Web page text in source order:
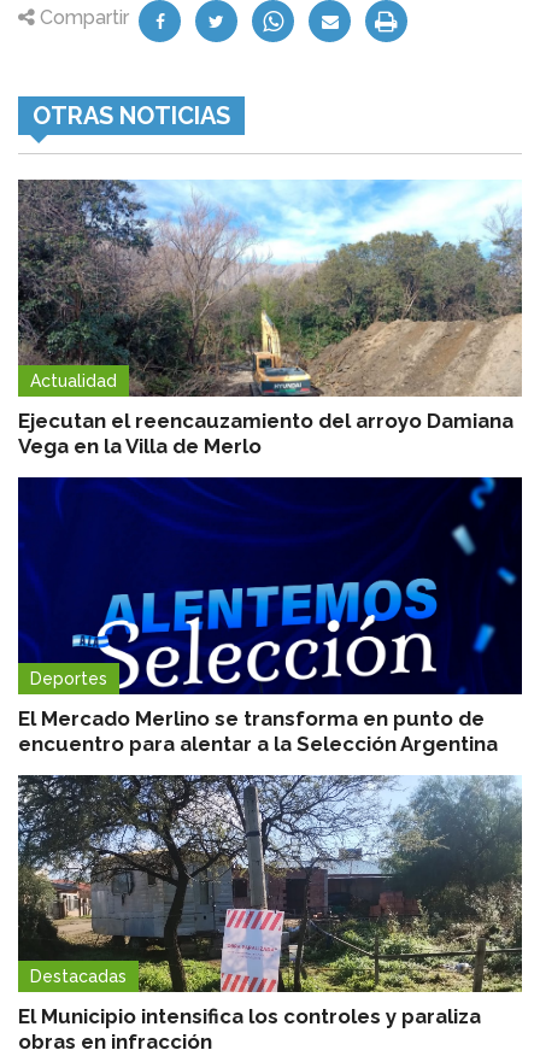
Compartir
OTRAS NOTICIAS
Actualidad
Ejecutan el reencauzamiento del arroyo Damiana
Vega en la Villa de Merlo
Deportes
El Mercado Merlino se transforma en punto de
encuentro para alentar a la Selección Argentina
Destacadas
El Municipio intensifica los controles y paraliza
obras en infracción